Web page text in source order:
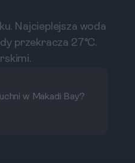
Najcieplejsza woda
przekracza 27°C.
w Makadi Bay?